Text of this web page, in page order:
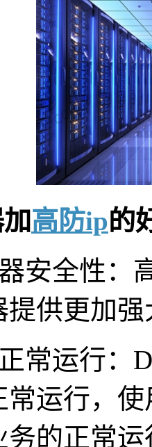
高防ip的
安全性：
提供更加
常运行：
运行，
务的正常运